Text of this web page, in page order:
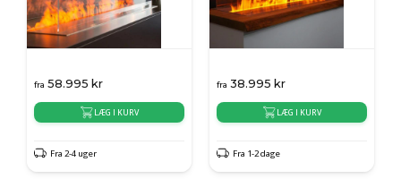
fra 58.995 kr
LÆG I KURV
Fra 2-4 uger
fra 38.995 kr
LÆG I KURV
Fra 1-2 dage